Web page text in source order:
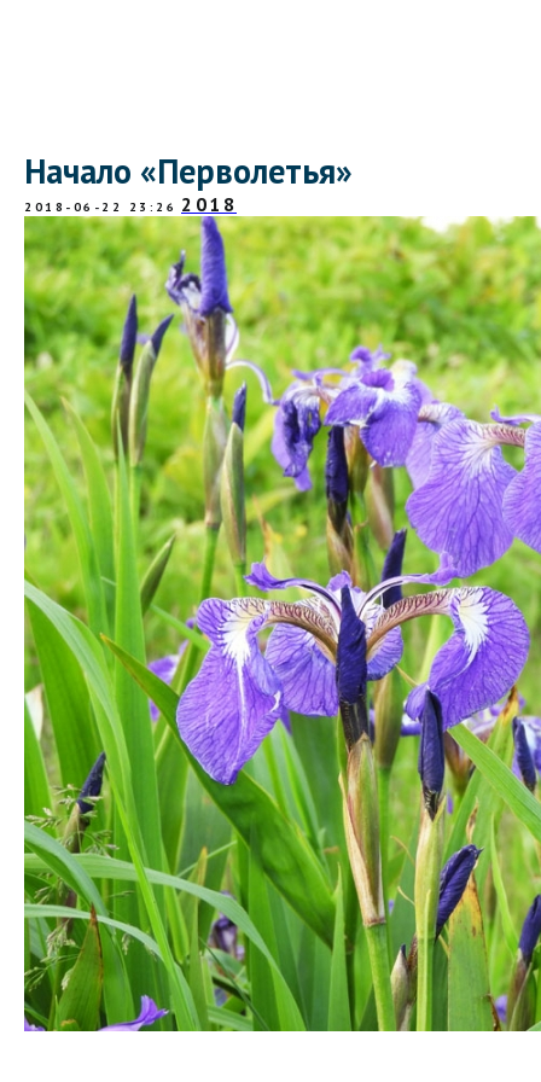
Начало «Перволетья»
2018-06-22 23:26 2018